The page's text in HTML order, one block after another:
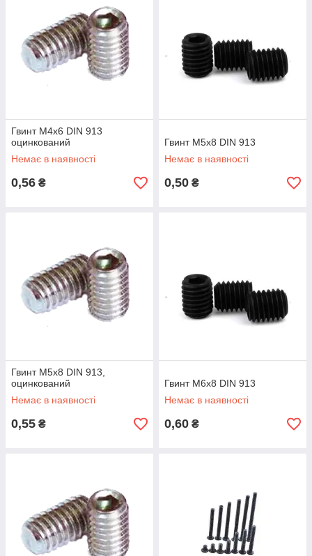
Гвинт M4x6 DIN 913
оцинкований
Немає в наявності
0,56 ₴
Гвинт M5x8 DIN 913
Немає в наявності
0,50 ₴
Гвинт M5x8 DIN 913,
оцинкований
Немає в наявності
0,55 ₴
Гвинт M6x8 DIN 913
Немає в наявності
0,60 ₴